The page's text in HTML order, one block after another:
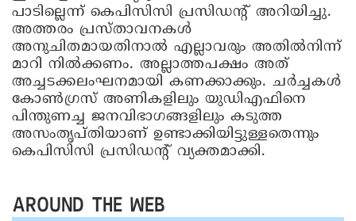
പാടില്ലെന്ന് കെപിസിസി പ്രസിഡന്റ് അറിയിച്ചു.
അത്തരം പ്രസ്താവനകള്‍
അനുചിതമായതിനാല്‍ എല്ലാവരും അതില്‍നിന്ന്
മാറി നില്‍ക്കണം. അല്ലാത്തപക്ഷം അത്
അച്ചടക്കലംഘനമായി കണക്കാക്കും. ചര്‍ച്ചകള്‍
കോണ്‍ഗ്രസ് അണികളിലും യുഡിഎഫിനെ
പിന്തുണച്ച ജനവിഭാഗങ്ങളിലും കടുത്ത
അസംതൃപ്തിയാണ് ഉണ്ടാക്കിയിട്ടുള്ളതെന്നും
കെപിസിസി പ്രസിഡന്റ് വ്യക്തമാക്കി.
AROUND THE WEB